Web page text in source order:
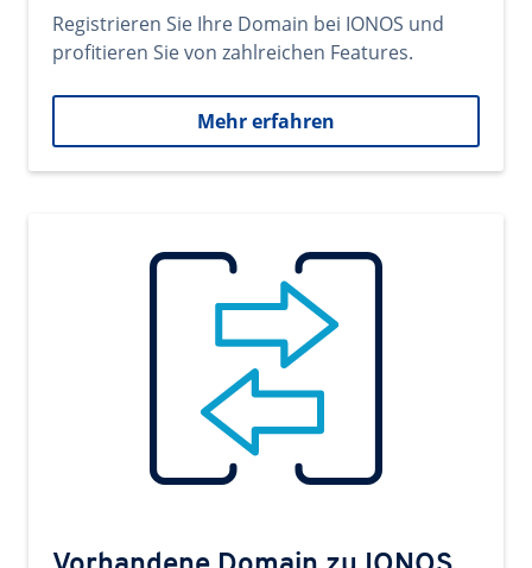
Registrieren Sie Ihre Domain bei IONOS und
profitieren Sie von zahlreichen Features.
Mehr erfahren